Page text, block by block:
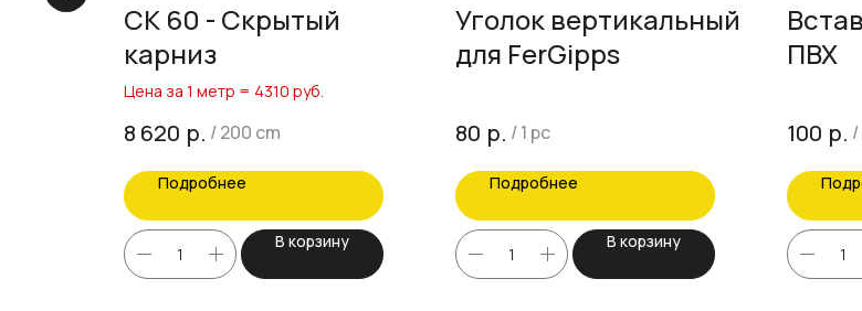
СК 60 - Скрытый
карниз
Цена за 1 метр = 4310 руб.
8 620 р. /200 cm
Подробнее
В корзину
Уголок вертикальный
для FerGipps
80 р. /1 pc
Подробнее
В корзину
ПВХ
100 р. /